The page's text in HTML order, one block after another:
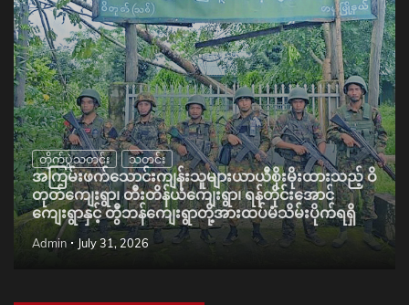
တိုက်ပွဲသတင်း သတင်း
အကြမ်းဖက်သောင်းကျန်းသူများယာယီစိုးမိုးထားသည့် ဝိ
တုတ်ကျေးရွာ၊ တီးတိန်ယံကျေးရွာ၊ ရန်တိုင်းအောင်
ကျေးရွာနှင့် တွီဘန်ကျေးရွာတို့အားထပ်မံသိမ်းပိုက်ရရှိ
Admin July 31, 2026